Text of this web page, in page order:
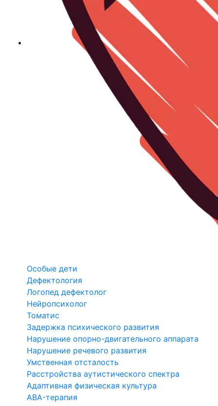
Особые дети
Дефектология
Логопед дефектолог
Нейропсихолог
Томатис
Задержка психического развития
Нарушение опорно-двигательного аппарата
Нарушение речевого развития
Умственная отсталость
Расстройства аутистического спектра
Адаптивная физическая культура
ABA-терапия